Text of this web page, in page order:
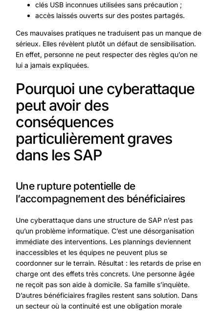
clés USB inconnues utilisées sans précaution ;
accès laissés ouverts sur des postes partagés.
Ces mauvaises pratiques ne traduisent pas un manque de
sérieux. Elles révèlent plutôt un défaut de sensibilisation.
En effet, personne ne peut respecter des règles qu’on ne
lui a jamais expliquées.
Pourquoi une cyberattaque
peut avoir des
conséquences
particulièrement graves
dans les SAP
Une rupture potentielle de
l’accompagnement des bénéficiaires
Une cyberattaque dans une structure de SAP n’est pas
qu’un problème informatique. C’est une désorganisation
immédiate des interventions. Les plannings deviennent
inaccessibles et les équipes ne peuvent plus se
coordonner sur le terrain. Résultat : les retards de prise en
charge ont des effets très concrets. Une personne âgée
ne reçoit pas son aide à domicile. Sa famille s’inquiète.
D’autres bénéficiaires fragiles restent sans solution. Dans
un secteur où la continuité est une obligation morale